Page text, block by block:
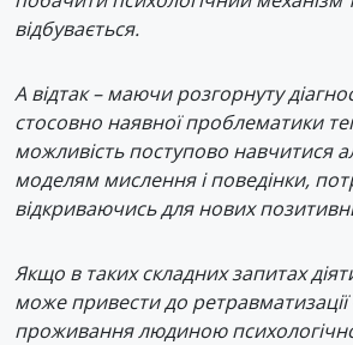
відбувається.
А відтак – маючи розгорнуту
стосовно наявної проблематики
можливість поступово навчитися
моделям мислення і поведінки,
відкриваючись для нових
Якщо в таких складних запитах
може привести до
проживання людиною